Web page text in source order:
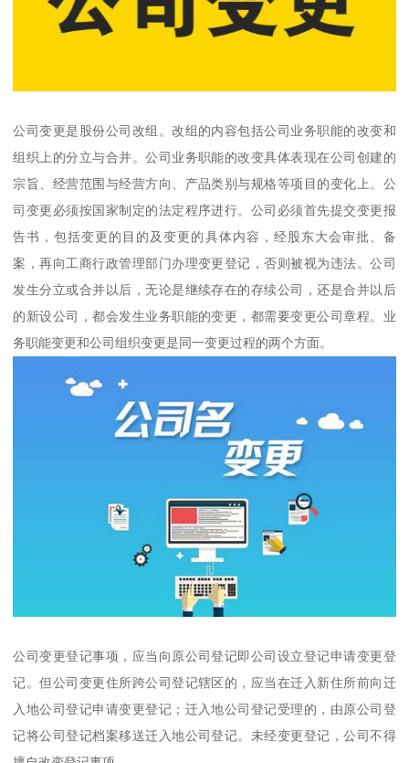
公司变更是股份公司改组。改组的内容包括公司业务职能的改变和
组织上的分立与合并。公司业务职能的改变具体表现在公司创建的
宗旨、经营范围与经营方向、产品类别与规格等项目的变化上。公
司变更必须按国家制定的法定程序进行。公司必须首先提交变更报
告书，包括变更的目的及变更的具体内容，经股东大会审批、备
案，再向工商行政管理部门办理变更登记，否则被视为违法。公司
发生分立或合并以后，无论是继续存在的存续公司，还是合并以后
的新设公司，都会发生业务职能的变更，都需要变更公司章程。业
务职能变更和公司组织变更是同一变更过程的两个方面。
公司变更登记事项，应当向原公司登记即公司设立登记申请变更登
记。但公司变更住所跨公司登记辖区的，应当在迁入新住所前向迁
入地公司登记申请变更登记；迁入地公司登记受理的，由原公司登
记将公司登记档案移送迁入地公司登记。未经变更登记，公司不得